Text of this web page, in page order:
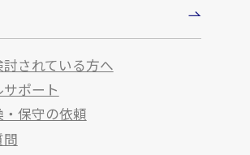
されている方へ
ポート
保守の依頼
問